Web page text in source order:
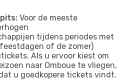
Voor de meeste
tijdens periodes met
of de zomer)
Als u ervoor kiest om
naar Omboue te vliegen,
u goedkopere tickets vindt.